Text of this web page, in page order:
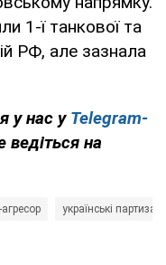
1-ї танкової та
РФ, але зазнала
у нас у Telegram-
ведіться на
агресор українські